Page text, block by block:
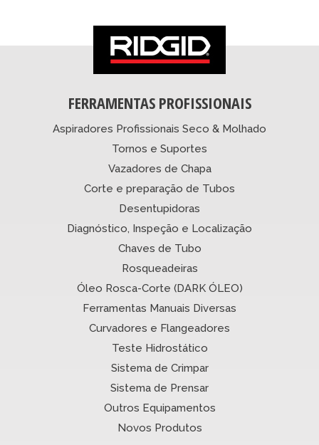
FERRAMENTAS PROFISSIONAIS
Aspiradores Profissionais Seco & Molhado
Tornos e Suportes
Vazadores de Chapa
Corte e preparação de Tubos
Desentupidoras
Diagnóstico, Inspeção e Localização
Chaves de Tubo
Rosqueadeiras
Óleo Rosca-Corte (DARK ÓLEO)
Ferramentas Manuais Diversas
Curvadores e Flangeadores
Teste Hidrostático
Sistema de Crimpar
Sistema de Prensar
Outros Equipamentos
Novos Produtos